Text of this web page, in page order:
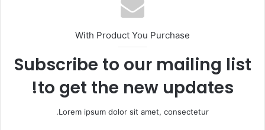
With Product You Purchase
Subscribe to our mailing list
to get the new updates!
Lorem ipsum dolor sit amet, consectetur.